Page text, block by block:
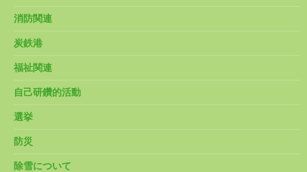
消防関連
炭鉄港
福祉関連
自己研鑽的活動
選挙
防災
除雪について